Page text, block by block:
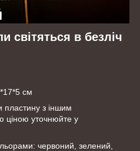
світяться в безліч
см
пластину з іншим
ціною уточнюйте у
червоний, зелений,